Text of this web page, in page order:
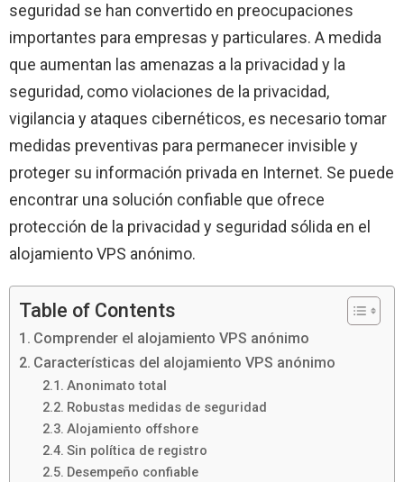
seguridad se han convertido en preocupaciones
importantes para empresas y particulares. A medida
que aumentan las amenazas a la privacidad y la
seguridad, como violaciones de la privacidad,
vigilancia y ataques cibernéticos, es necesario tomar
medidas preventivas para permanecer invisible y
proteger su información privada en Internet. Se puede
encontrar una solución confiable que ofrece
protección de la privacidad y seguridad sólida en el
alojamiento VPS anónimo.
Table of Contents
Comprender el alojamiento VPS anónimo
Características del alojamiento VPS anónimo
Anonimato total
Robustas medidas de seguridad
Alojamiento offshore
Sin política de registro
Desempeño confiable